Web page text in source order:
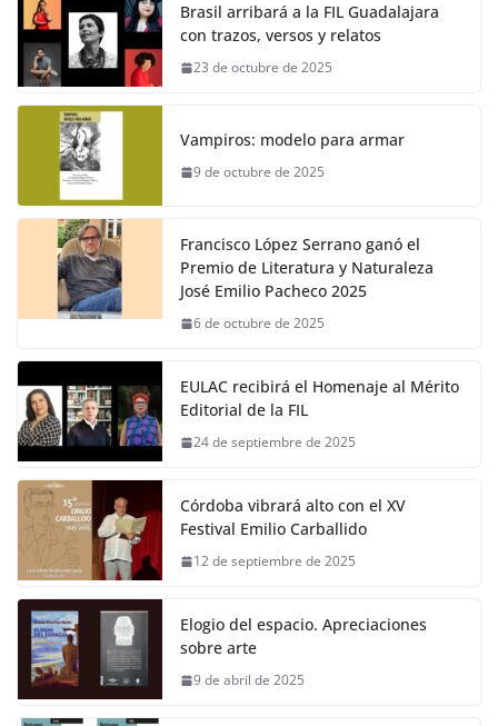
Brasil arribará a la FIL Guadalajara
con trazos, versos y relatos
23 de octubre de 2025
Vampiros: modelo para armar
9 de octubre de 2025
Francisco López Serrano ganó el
Premio de Literatura y Naturaleza
José Emilio Pacheco 2025
6 de octubre de 2025
EULAC recibirá el Homenaje al Mérito
Editorial de la FIL
24 de septiembre de 2025
Córdoba vibrará alto con el XV
Festival Emilio Carballido
12 de septiembre de 2025
Elogio del espacio. Apreciaciones
sobre arte
9 de abril de 2025